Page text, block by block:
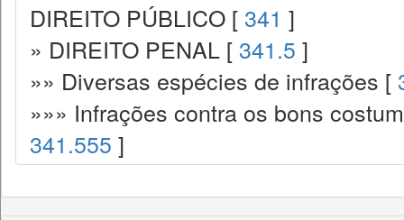
DIREITO PÚBLICO [ 341 ]
» DIREITO PENAL [ 341.5 ]
»» Diversas espécies de infrações [
»»» Infrações contra os bons
341.555 ]